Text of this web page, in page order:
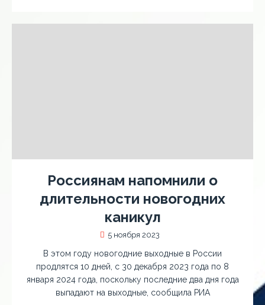
Россиянам напомнили о
длительности новогодних
каникул
5 ноября 2023
В этом году новогодние выходные в России
продлятся 10 дней, с 30 декабря 2023 года по 8
января 2024 года, поскольку последние два дня года
выпадают на выходные, сообщила РИА